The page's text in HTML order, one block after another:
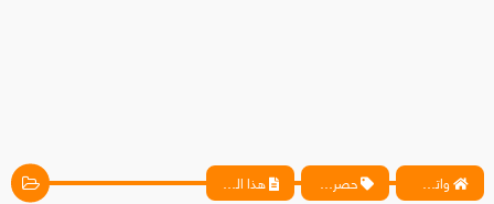
واتس آب ، فيسبوك ، أنترنت ، شروحات تقنية حصرية - المحترف حصريات هذا البرنامج هو اخطر برنامج لإختراق هواتف اندرويد فإنتبهوا !